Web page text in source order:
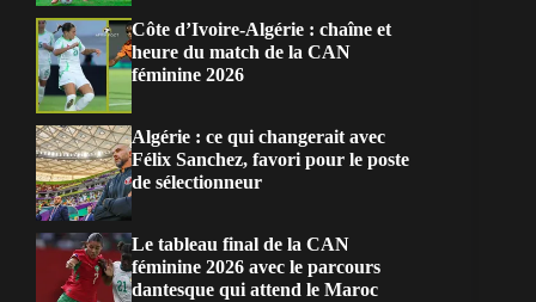
Côte d’Ivoire-Algérie : chaîne et
heure du match de la CAN
féminine 2026
Algérie : ce qui changerait avec
Félix Sanchez, favori pour le poste
de sélectionneur
Le tableau final de la CAN
féminine 2026 avec le parcours
dantesque qui attend le Maroc